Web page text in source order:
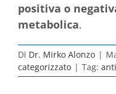
positiva o
metabolica.
Di Dr. Mirko Alonzo |
categorizzato | Tag: